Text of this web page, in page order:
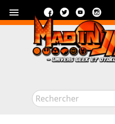
 FacebookTwitterYouTube